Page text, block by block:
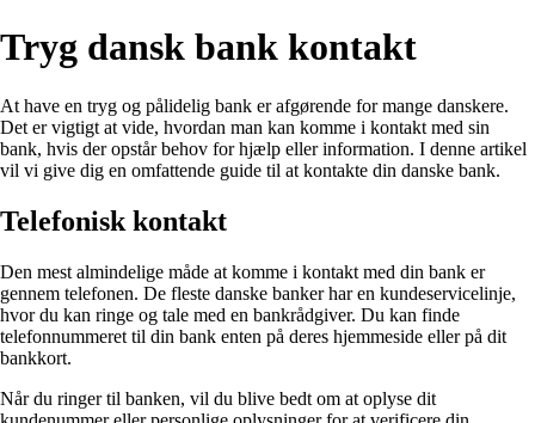
Tryg dansk bank kontakt
At have en tryg og pålidelig bank er afgørende for mange danskere.
Det er vigtigt at vide, hvordan man kan komme i kontakt med sin
bank, hvis der opstår behov for hjælp eller information. I denne artikel
vil vi give dig en omfattende guide til at kontakte din danske bank.
Telefonisk kontakt
Den mest almindelige måde at komme i kontakt med din bank er
gennem telefonen. De fleste danske banker har en kundeservicelinje,
hvor du kan ringe og tale med en bankrådgiver. Du kan finde
telefonnummeret til din bank enten på deres hjemmeside eller på dit
bankkort.
Når du ringer til banken, vil du blive bedt om at oplyse dit